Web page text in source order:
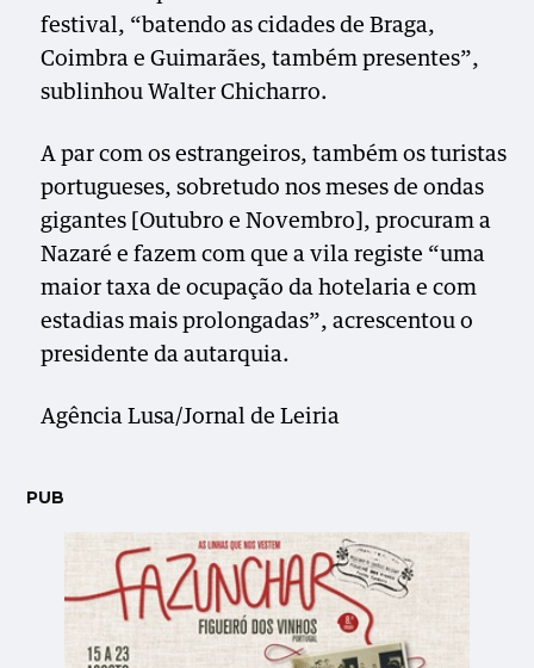
festival, “batendo as cidades de Braga,
Coimbra e Guimarães, também presentes”,
sublinhou Walter Chicharro.
A par com os estrangeiros, também os turistas
portugueses, sobretudo nos meses de ondas
gigantes [Outubro e Novembro], procuram a
Nazaré e fazem com que a vila registe “uma
maior taxa de ocupação da hotelaria e com
estadias mais prolongadas”, acrescentou o
presidente da autarquia.
Agência Lusa/Jornal de Leiria
PUB